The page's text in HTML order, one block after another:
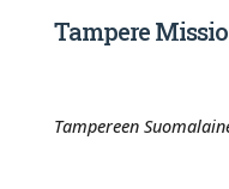
Tampere
Tampereen